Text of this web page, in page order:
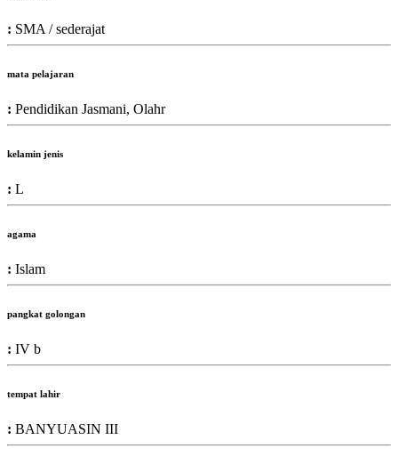
: SMA / sederajat
mata pelajaran
: Pendidikan Jasmani, Olahr
kelamin jenis
: L
agama
: Islam
pangkat golongan
: IV b
tempat lahir
: BANYUASIN III